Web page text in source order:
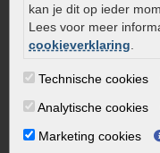
kan je dit op ieder
Lees voor meer
cookieverklaring
Technische cookies
Analytische cookies
Marketing cookies
Routebeschrijving
Dinsdag
Woensdag